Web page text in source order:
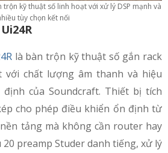
trộn kỹ thuật số linh hoạt với xử lý DSP mạnh và
tùy chọn kết nối
là bàn trộn kỹ thuật số gắn rack
với chất lượng âm thanh và hiệu
của Soundcraft. Thiết bị tích
cho phép điều khiển ổn định từ
tảng mà không cần router hay
20 preamp Studer danh tiếng, xử lý